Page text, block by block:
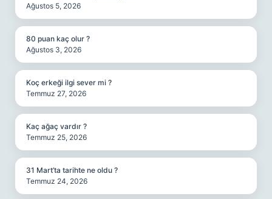
Ağustos 5, 2026
80 puan kaç olur ?
Ağustos 3, 2026
Koç erkeği ilgi sever mi ?
Temmuz 27, 2026
Kaç ağaç vardır ?
Temmuz 25, 2026
31 Mart’ta tarihte ne oldu ?
Temmuz 24, 2026